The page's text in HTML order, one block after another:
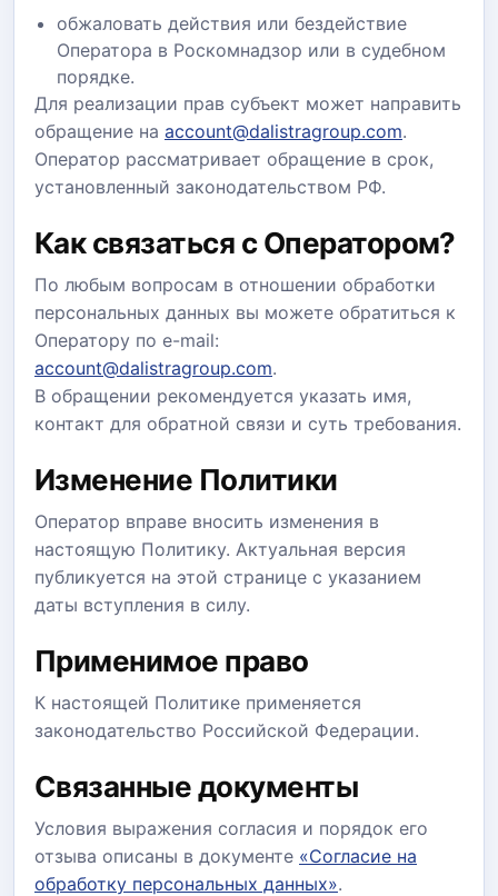
обжаловать действия или бездействие
Оператора в Роскомнадзор или в судебном
порядке.
Для реализации прав субъект может направить
обращение на account@dalistragroup.com.
Оператор рассматривает обращение в срок,
установленный законодательством РФ.
Как связаться с Оператором?
По любым вопросам в отношении обработки
персональных данных вы можете обратиться к
Оператору по e-mail:
account@dalistragroup.com.
В обращении рекомендуется указать имя,
контакт для обратной связи и суть требования.
Изменение Политики
Оператор вправе вносить изменения в
настоящую Политику. Актуальная версия
публикуется на этой странице с указанием
даты вступления в силу.
Применимое право
К настоящей Политике применяется
законодательство Российской Федерации.
Связанные документы
Условия выражения согласия и порядок его
отзыва описаны в документе «Согласие на
обработку персональных данных».